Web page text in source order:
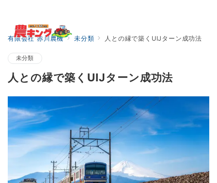
有限会社 赤川農機 未分類 人との縁で築くUIJターン成功法
未分類
人との縁で築くUIJターン成功法